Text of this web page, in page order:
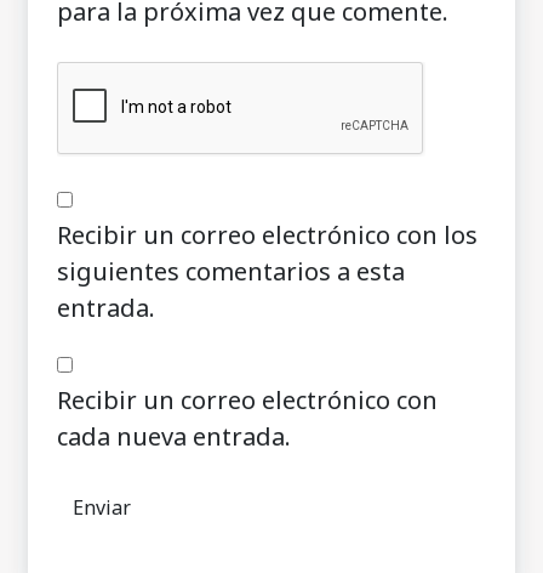
para la próxima vez que comente.
Recibir un correo electrónico con los
siguientes comentarios a esta
entrada.
Recibir un correo electrónico con
cada nueva entrada.